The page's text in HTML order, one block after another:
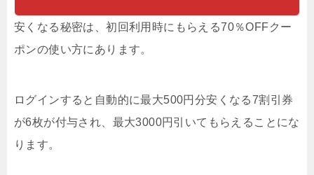
安くなる秘密は、初回利用時にもらえる70％OFFクー
ポンの使い方にあります。
ログインすると自動的に最大500円分安くなる7割引券
が6枚が付与され、最大3000円引いてもらえることにな
ります。